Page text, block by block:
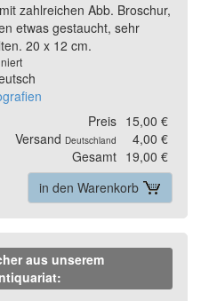
zahlreichen Abb. Broschur,
etwas gestaucht, sehr
20 x 12 cm.
Preis 15,00 €
Versand Deutschland
4,00 €
Gesamt 19,00 €
in den Warenkorb
aus unserem